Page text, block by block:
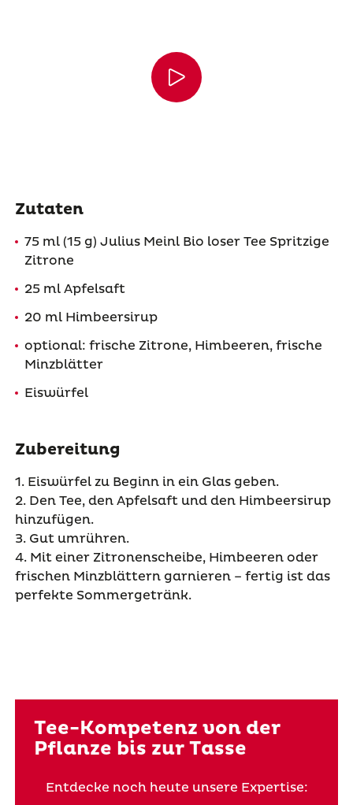
Zutaten
75 ml (15 g) Julius Meinl Bio loser Tee Spritzige
Zitrone
25 ml Apfelsaft
20 ml Himbeersirup
optional: frische Zitrone, Himbeeren, frische
Minzblätter
Eiswürfel
Zubereitung
1. Eiswürfel zu Beginn in ein Glas geben.
2. Den Tee, den Apfelsaft und den Himbeersirup
hinzufügen.
3. Gut umrühren.
4. Mit einer Zitronenscheibe, Himbeeren oder
frischen Minzblättern garnieren – fertig ist das
perfekte Sommergetränk.
Tee-Kompetenz von der
Pflanze bis zur Tasse
Entdecke noch heute unsere Expertise: